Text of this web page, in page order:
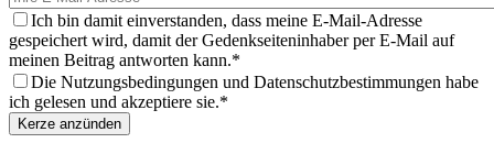
aus
Ich bin damit einverstanden, dass meine E-Mail-Adresse
gespeichert wird, damit der Gedenkseiteninhaber per E-Mail auf
meinen Beitrag antworten kann.
Die Nutzungsbedingungen und Datenschutzbestimmungen habe
ich gelesen und akzeptiere sie.